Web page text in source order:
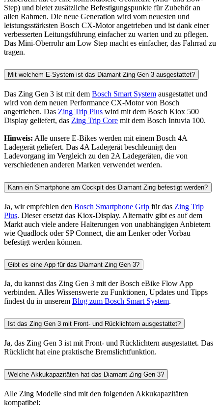
Step) und bietet zusätzliche Befestigungspunkte für Zubehör an
allen Rahmen. Die neue Generation wird vom neuesten und
leistungsstärksten Bosch CX-Motor angetrieben und ist dank einer
verbesserten Leitungsführung einfacher zu warten und zu pflegen.
Das Mini-Oberrohr am Low Step macht es einfacher, das Fahrrad zu
tragen.
Mit welchem E-System ist das Diamant Zing Gen 3 ausgestattet?
Das Zing Gen 3 ist mit dem Bosch Smart System ausgestattet und
wird von dem neuen Performance CX-Motor von Bosch
angetrieben. Das Zing Trip Plus wird mit dem Bosch Kiox 500
Display geliefert, das Zing Trip Core mit dem Bosch Intuvia 100.
Hinweis: Alle unsere E-Bikes werden mit einem Bosch 4A
Ladegerät geliefert. Das 4A Ladegerät beschleunigt den
Ladevorgang im Vergleich zu den 2A Ladegeräten, die von
verschiedenen anderen Marken verwendet werden.
Kann ein Smartphone am Cockpit des Diamant Zing befestigt werden?
Ja, wir empfehlen den Bosch Smartphone Grip für das Zing Trip
Plus. Dieser ersetzt das Kiox-Display. Alternativ gibt es auf dem
Markt auch viele andere Halterungen von unabhängigen Anbietern
wie Quadlock oder SP Connect, die am Lenker oder Vorbau
befestigt werden können.
Gibt es eine App für das Diamant Zing Gen 3?
Ja, du kannst das Zing Gen 3 mit der Bosch eBike Flow App
verbinden. Alles Wissenswerte zu Funktionen, Updates und Tipps
findest du in unserem Blog zum Bosch Smart System.
Ist das Zing Gen 3 mit Front- und Rücklichtern ausgestattet?
Ja, das Zing Gen 3 ist mit Front- und Rücklichtern ausgestattet. Das
Rücklicht hat eine praktische Bremslichtfunktion.
Welche Akkukapazitäten hat das Diamant Zing Gen 3?
Alle Zing Modelle sind mit den folgenden Akkukapazitäten
kompatibel: